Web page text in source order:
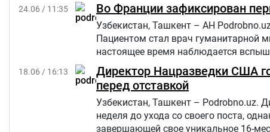
24.06 / 11:35 Во Франции зафиксирован
Узбекистан, Ташкент – АН
Пациентом стал врач гуманитарной
настоящее время наблюдается
18.06 / 16:13
Директор Нацразведки США
перед отставкой
Узбекистан, Ташкент – Podrobno.uz.
неделя до ухода со своего поста,
завершающей свое уникальное 16-